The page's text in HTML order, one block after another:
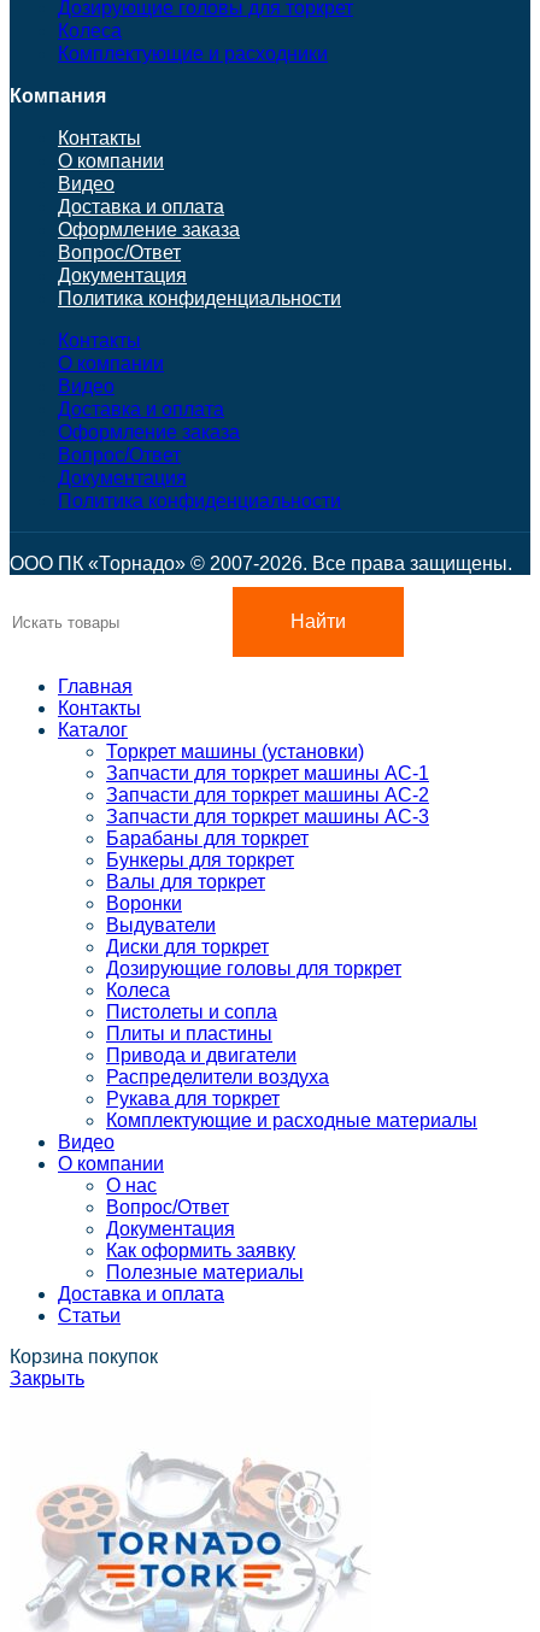
Дозирующие головы для торкрет
Колеса
Комплектующие и расходники
Компания
Контакты
О компании
Видео
Доставка и оплата
Оформление заказа
Вопрос/Ответ
Документация
Политика конфиденциальности
Контакты
О компании
Видео
Доставка и оплата
Оформление заказа
Вопрос/Ответ
Документация
Политика конфиденциальности
ООО ПК «Торнадо» © 2007-2026. Все права защищены.
Найти
Главная
Контакты
Каталог
Торкрет машины (установки)
Запчасти для торкрет машины АС-1
Запчасти для торкрет машины АС-2
Запчасти для торкрет машины АС-3
Барабаны для торкрет
Бункеры для торкрет
Валы для торкрет
Воронки
Выдуватели
Диски для торкрет
Дозирующие головы для торкрет
Колеса
Пистолеты и сопла
Плиты и пластины
Привода и двигатели
Распределители воздуха
Рукава для торкрет
Комплектующие и расходные материалы
Видео
О компании
О нас
Вопрос/Ответ
Документация
Как оформить заявку
Полезные материалы
Доставка и оплата
Статьи
Корзина покупок
Закрыть